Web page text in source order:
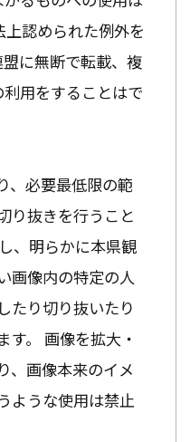
認められた例外を
に無断で転載、複
用をすることはで
、必要最低限の範
り抜きを行うこと
、明らかに本県観
画像内の特定の人
たり切り抜いたり
す。 画像を拡大・
、画像本来のイメ
ような使用は禁止